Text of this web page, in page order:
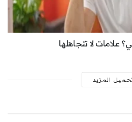
علامات لا تتجاهلها
المزيد